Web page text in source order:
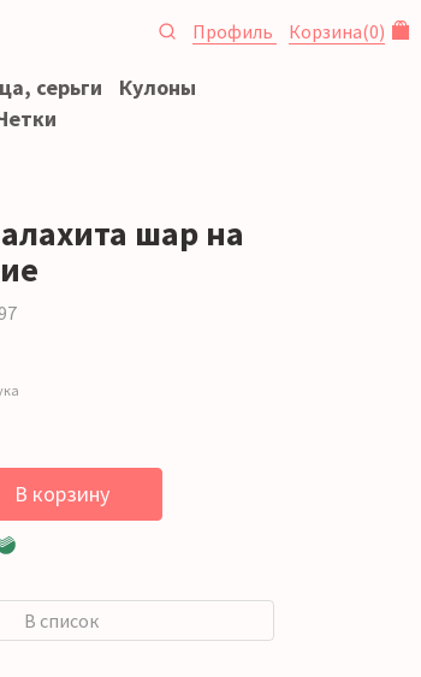
Профиль Корзина(0)
серьги
Кулоны
шар на
В корзину
В список